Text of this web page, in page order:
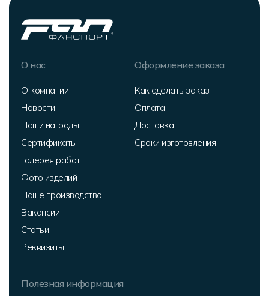
О нас
О компании
Новости
Наши награды
Сертификаты
Галерея работ
Фото изделий
Наше производство
Вакансии
Статьи
Реквизиты
Оформление заказа
Как сделать заказ
Оплата
Доставка
Сроки изготовления
Полезная информация